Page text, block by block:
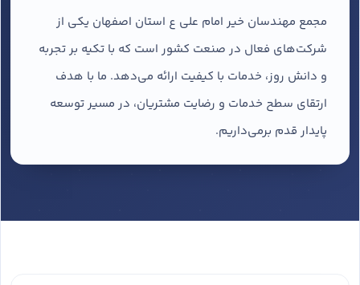
مجمع مهندسان خیر امام علی ع استان اصفهان یکی از
شرکت‌های فعال در صنعت کشور است که با تکیه بر تجربه
و دانش روز، خدمات با کیفیت ارائه می‌دهد. ما با هدف
ارتقای سطح خدمات و رضایت مشتریان، در مسیر توسعه
پایدار قدم برمی‌داریم.